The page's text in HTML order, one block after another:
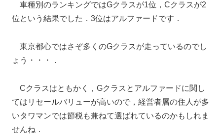
車種別のランキングではGクラスが1位，Cクラスが2
位という結果でした．3位はアルファードです．
東京都心ではさぞ多くのGクラスが走っているのでし
ょう・・・．
Cクラスはともかく，Gクラスとアルファードに関し
てはリセールバリューが高いので，経営者層の住人が多
いタワマンでは節税も兼ねて選ばれているのかもしれま
せんね．